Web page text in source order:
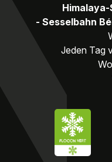
- Sesselbahn
Jeden Tag